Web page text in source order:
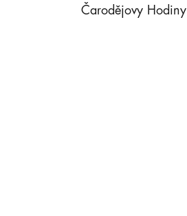
Čarodějovy Hodiny